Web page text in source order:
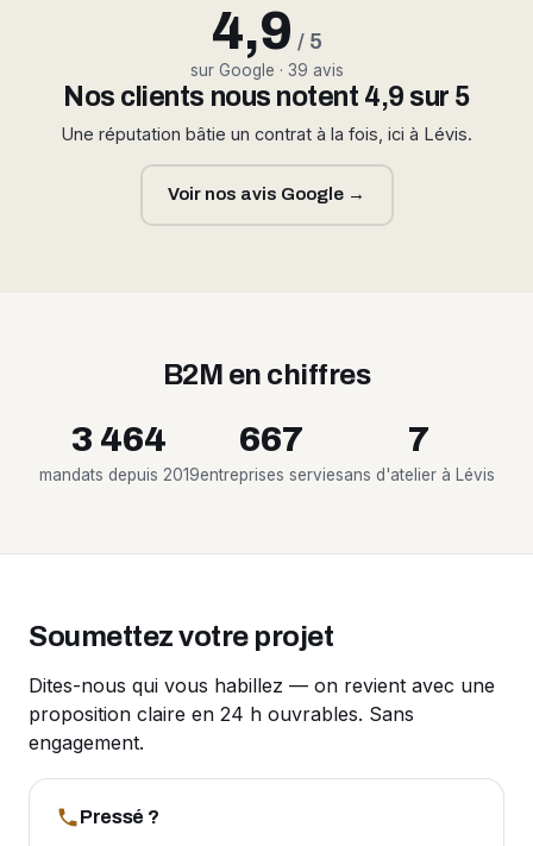
4,9 / 5
sur Google · 39 avis
Nos clients nous notent 4,9 sur 5
Une réputation bâtie un contrat à la fois, ici à Lévis.
Voir nos avis Google →
B2M en chiffres
3 464
mandats depuis 2019
667
entreprises servies
7
ans d'atelier à Lévis
Soumettez votre projet
Dites-nous qui vous habillez — on revient avec une
proposition claire en 24 h ouvrables. Sans
engagement.
Pressé ?